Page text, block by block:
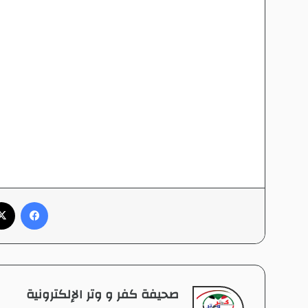
صحيفة كفر و وتر الإلكترونية